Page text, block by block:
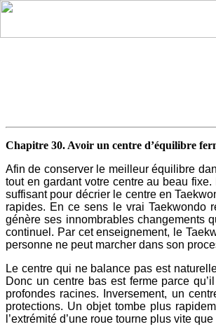
Chapitre 30. Avoir un centre d’équilibre
Afin de conserver le meilleur équilibre
tout en gardant votre centre au beau
suffisant pour décrier le centre en
rapides. En ce sens le vrai Taekwondo
génère ses innombrables changements
continuel. Par cet enseignement, le
personne ne peut marcher dans son
Le centre qui ne balance pas est
Donc un centre bas est ferme parce
profondes racines. Inversement, un
protections. Un objet tombe plus
l’extrémité d’une roue tourne plus vite